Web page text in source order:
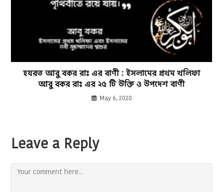
হযরত আবু বকর রাঃ এর বাণী : ইসলামের প্রথম খলিফা
আবু বকর রাঃ এর ২৫ টি উক্তি ও উপদেশ বাণী
May 6, 2020
Leave a Reply
Comment